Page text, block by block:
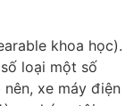
khoa học).
loại một số
xe máy điện